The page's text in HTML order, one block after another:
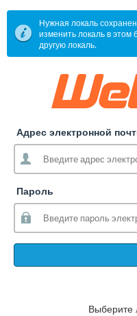
Нужная локаль
изменить локаль в этом
другую локаль.
Адрес электронной
Пароль
Выберите